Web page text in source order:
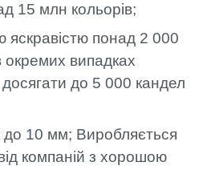
15 млн кольорів;
яскравістю понад 2 000
випадках
до 5 000 кандел
до 10 мм; Виробляється
компаній з хорошою